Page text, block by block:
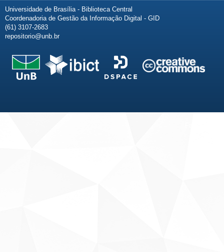
Universidade de Brasília - Biblioteca Central
Coordenadoria de Gestão da Informação Digital - GID
(61) 3107-2683
repositorio@unb.br